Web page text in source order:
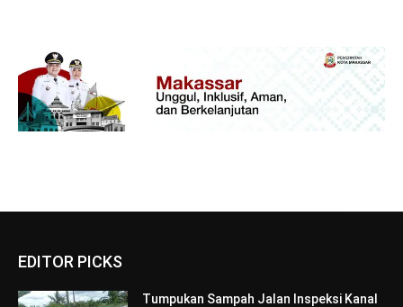
EDITOR PICKS
Tumpukan Sampah Jalan Inspeksi Kanal